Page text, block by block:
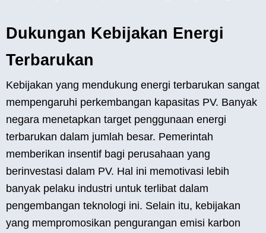
Dukungan Kebijakan Energi
Terbarukan
Kebijakan yang mendukung energi terbarukan sangat
mempengaruhi perkembangan kapasitas PV. Banyak
negara menetapkan target penggunaan energi
terbarukan dalam jumlah besar. Pemerintah
memberikan insentif bagi perusahaan yang
berinvestasi dalam PV. Hal ini memotivasi lebih
banyak pelaku industri untuk terlibat dalam
pengembangan teknologi ini. Selain itu, kebijakan
yang mempromosikan pengurangan emisi karbon